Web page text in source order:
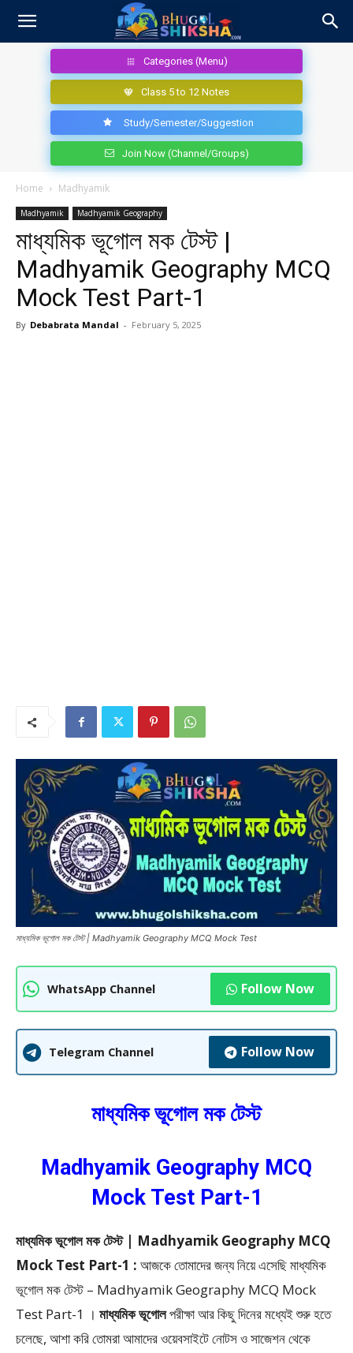
Categories (Menu)
Class 5 to 12 Notes
Study/Semester/Suggestion
Join Now (Channel/Groups)
Home Madhyamik
Madhyamik Madhyamik Geography
মাধ্যমিক ভূগোল মক টেস্ট |
Madhyamik Geography MCQ
Mock Test Part-1
By Debabrata Mandal - February 5, 2025
মাধ্যমিক ভূগোল মক টেস্ট | Madhyamik Geography MCQ Mock Test
WhatsApp Channel Follow Now
Telegram Channel Follow Now
মাধ্যমিক ভূগোল মক টেস্ট
Madhyamik Geography MCQ
Mock Test Part-1
মাধ্যমিক ভূগোল মক টেস্ট | Madhyamik Geography MCQ
Mock Test Part-1 : আজকে তোমাদের জন্য নিয়ে এসেছি মাধ্যমিক
ভূগোল মক টেস্ট – Madhyamik Geography MCQ Mock
Test Part-1 । মাধ্যমিক ভূগোলপরীক্ষা আর কিছু দিনের মধ্যেই শুরু হতে
চলেছে, আশা করি তোমরা আমাদের ওয়েবসাইটে নোটস ও সাজেশন থেকে